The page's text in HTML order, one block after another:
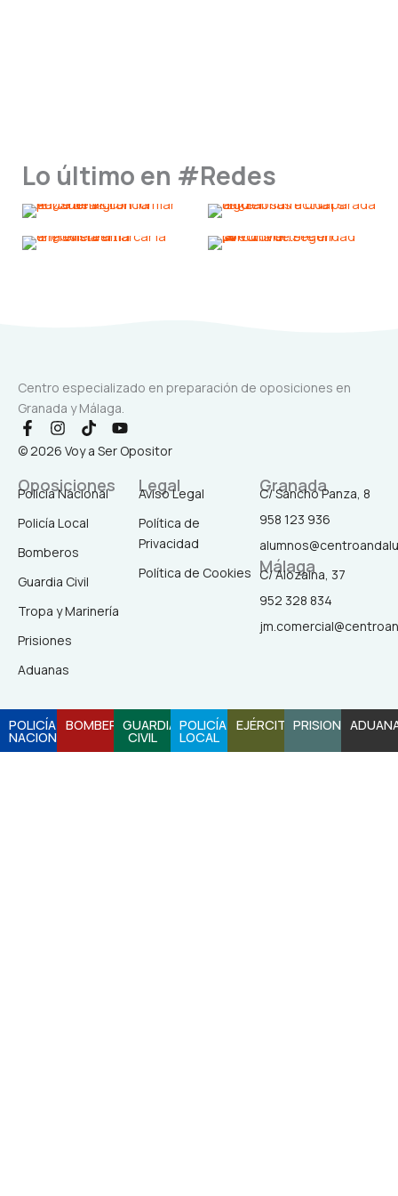
Lo último en #Redes
Centro especializado en preparación de oposiciones en
Granada y Málaga.
F
a
c
b
o
o
-
I
n
s
a
g
r
m
T
i
k
o
k
Y
o
u
© 2026 Voy a Ser Opositor
Oposiciones
Policía Nacional
Policía Local
Bomberos
Guardia Civil
Tropa y Marinería
Prisiones
Aduanas
Legal
Aviso Legal
Política de
Privacidad
Política de Cookies
Granada
C/ Sancho Panza, 8
958 123 936
Málaga
C/ Alozaina, 37
952 328 834
POLICÍA
NACIONAL
BOMBEROSGUARDIA
CIVIL
POLICÍA
LOCAL
EJÉRCITOPRISIONES